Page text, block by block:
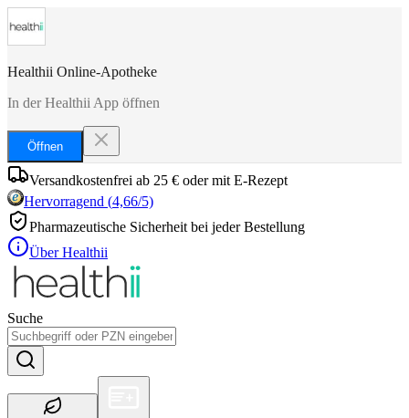
Healthii Online-Apotheke
In der Healthii App öffnen
Öffnen
Versandkostenfrei ab 25 € oder mit E-Rezept
Hervorragend (4,66/5)
Pharmazeutische Sicherheit bei jeder Bestellung
Über Healthii
Suche